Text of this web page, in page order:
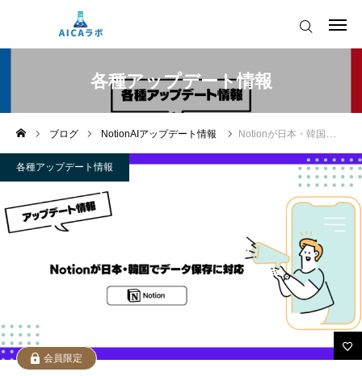
各種アップデート情報
ブログ NotionAIアップデート情報 Notionが日本・韓国でデータ保存に対応
各種アップデート情報
会員限定
AIツールアップデート情報
AICAをご契約の皆様へ
AIツールアップデート情報
運営会社